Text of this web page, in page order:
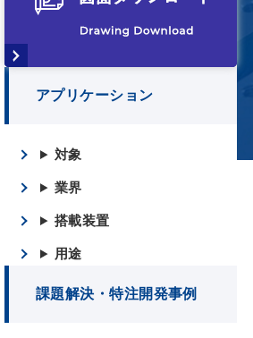
アプリケーション
対象
業界
搭載装置
用途
課題解決・特注開発事例